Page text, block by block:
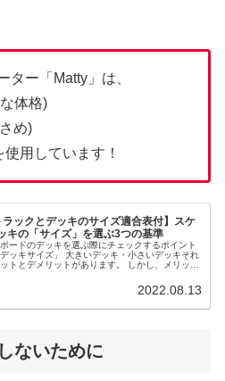
ター「Matty」は、
体格)
め)
使用しています！
ラックとデッキのサイズ適合表付】スケ
キの「サイズ」を選ぶ3つの基準
ードのデッキを選ぶ際にチェックするポイント
ッキサイズ」 大きいデッキ・小さいデッキそれ
トとデメリットがあります。 しかし、メリット
2022.08.13
ないために